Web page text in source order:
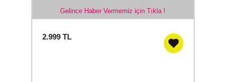
Gelince Haber Vermemiz için Tıkla !
2.999TL